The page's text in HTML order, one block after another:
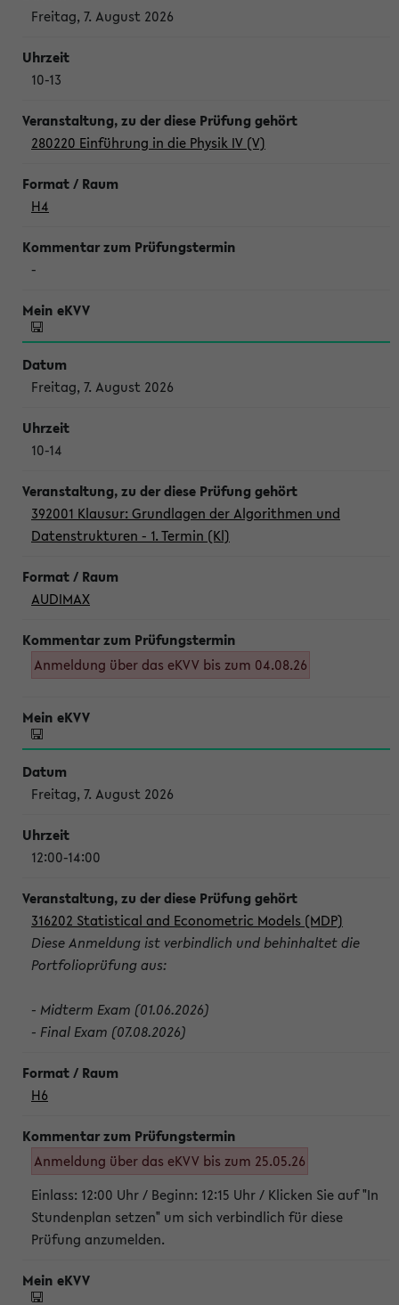
Freitag, 7. August 2026
10-13
280220 Einführung in die Physik IV (V)
H4
-
Freitag, 7. August 2026
10-14
392001 Klausur: Grundlagen der Algorithmen und
Datenstrukturen - 1. Termin (Kl)
AUDIMAX
Anmeldung über das eKVV bis zum 04.08.26
Freitag, 7. August 2026
12:00-14:00
316202 Statistical and Econometric Models (MDP)
Diese Anmeldung ist verbindlich und behinhaltet die
Portfolioprüfung aus:
- Midterm Exam (01.06.2026)
- Final Exam (07.08.2026)
H6
Anmeldung über das eKVV bis zum 25.05.26
Einlass: 12:00 Uhr / Beginn: 12:15 Uhr / Klicken Sie auf "In
Stundenplan setzen" um sich verbindlich für diese
Prüfung anzumelden.